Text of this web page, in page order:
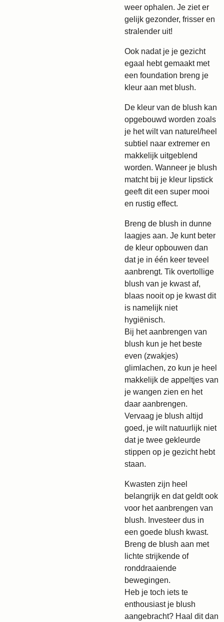
weer ophalen. Je ziet er
gelijk gezonder, frisser en
stralender uit!
Ook nadat je je gezicht
egaal hebt gemaakt met
een foundation breng je
kleur aan met blush.
De kleur van de blush kan
opgebouwd worden zoals
je het wilt van naturel/heel
subtiel naar extremer en
makkelijk uitgeblend
worden. Wanneer je blush
matcht bij je kleur lipstick
geeft dit een super mooi
en rustig effect.
Breng de blush in dunne
laagjes aan. Je kunt beter
de kleur opbouwen dan
dat je in één keer teveel
aanbrengt. Tik overtollige
blush van je kwast af,
blaas nooit op je kwast dit
is namelijk niet
hygiënisch.
Bij het aanbrengen van
blush kun je het beste
even (zwakjes)
glimlachen, zo kun je heel
makkelijk de appeltjes van
je wangen zien en het
daar aanbrengen.
Vervaag je blush altijd
goed, je wilt natuurlijk niet
dat je twee gekleurde
stippen op je gezicht hebt
staan.
Kwasten zijn heel
belangrijk en dat geldt ook
voor het aanbrengen van
blush. Investeer dus in
een goede blush kwast.
Breng de blush aan met
lichte strijkende of
ronddraaiende
bewegingen.
Heb je toch iets te
enthousiast je blush
aangebracht? Haal dit dan